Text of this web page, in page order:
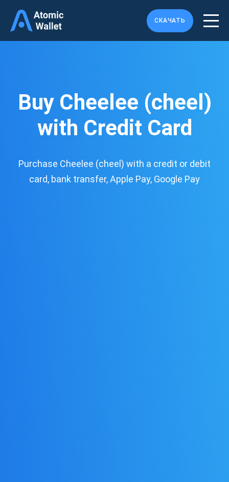
СКАЧАТЬ
Buy Cheelee (cheel)
with Credit Card
Purchase Cheelee (cheel) with a credit or debit
card, bank transfer, Apple Pay, Google Pay